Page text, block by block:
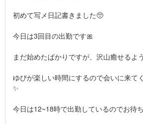
初めて写メ日記書きました🥺
今日は3回目の出勤です🎀
まだ始めたばかりですが、沢山癒せるよ
ゆぴが楽しい時間にするので会いに来て
✨
今日は12~18時で出勤しているのでお待